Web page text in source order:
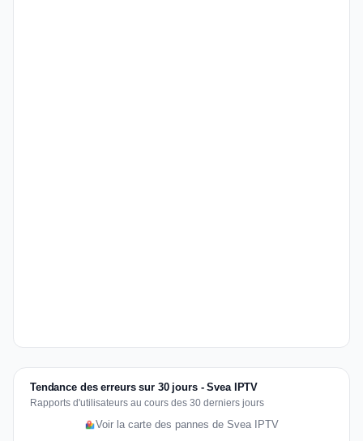
Tendance des erreurs sur 30 jours - Svea IPTV
Rapports d'utilisateurs au cours des 30 derniers jours
Voir la carte des pannes de Svea IPTV